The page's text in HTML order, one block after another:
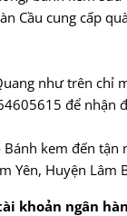
Cầu cung cấp
như trên
để nhận
kem đến
Yên, Huyện Lâm
khoản ngân